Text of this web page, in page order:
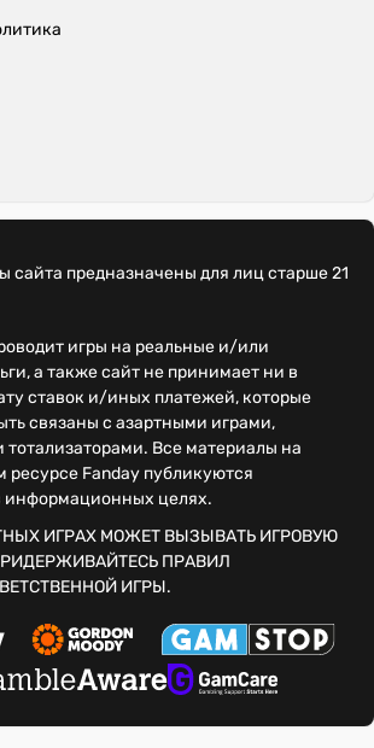
сайта предназначены для лиц старше 21
игры на реальные и/или
а также сайт не принимает ни в
ставок и/иных платежей, которые
связаны с азартными играми,
Все материалы на
Fanday публикуются
информационных целях.
ИГРАХ МОЖЕТ ВЫЗЫВАТЬ ИГРОВУЮ
ПРАВИЛ
ИГРЫ.